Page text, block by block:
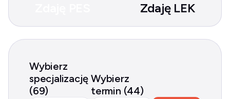
Zdaję LEK
Wybierz
specjalizację
(69)
Wybierz
termin (44)